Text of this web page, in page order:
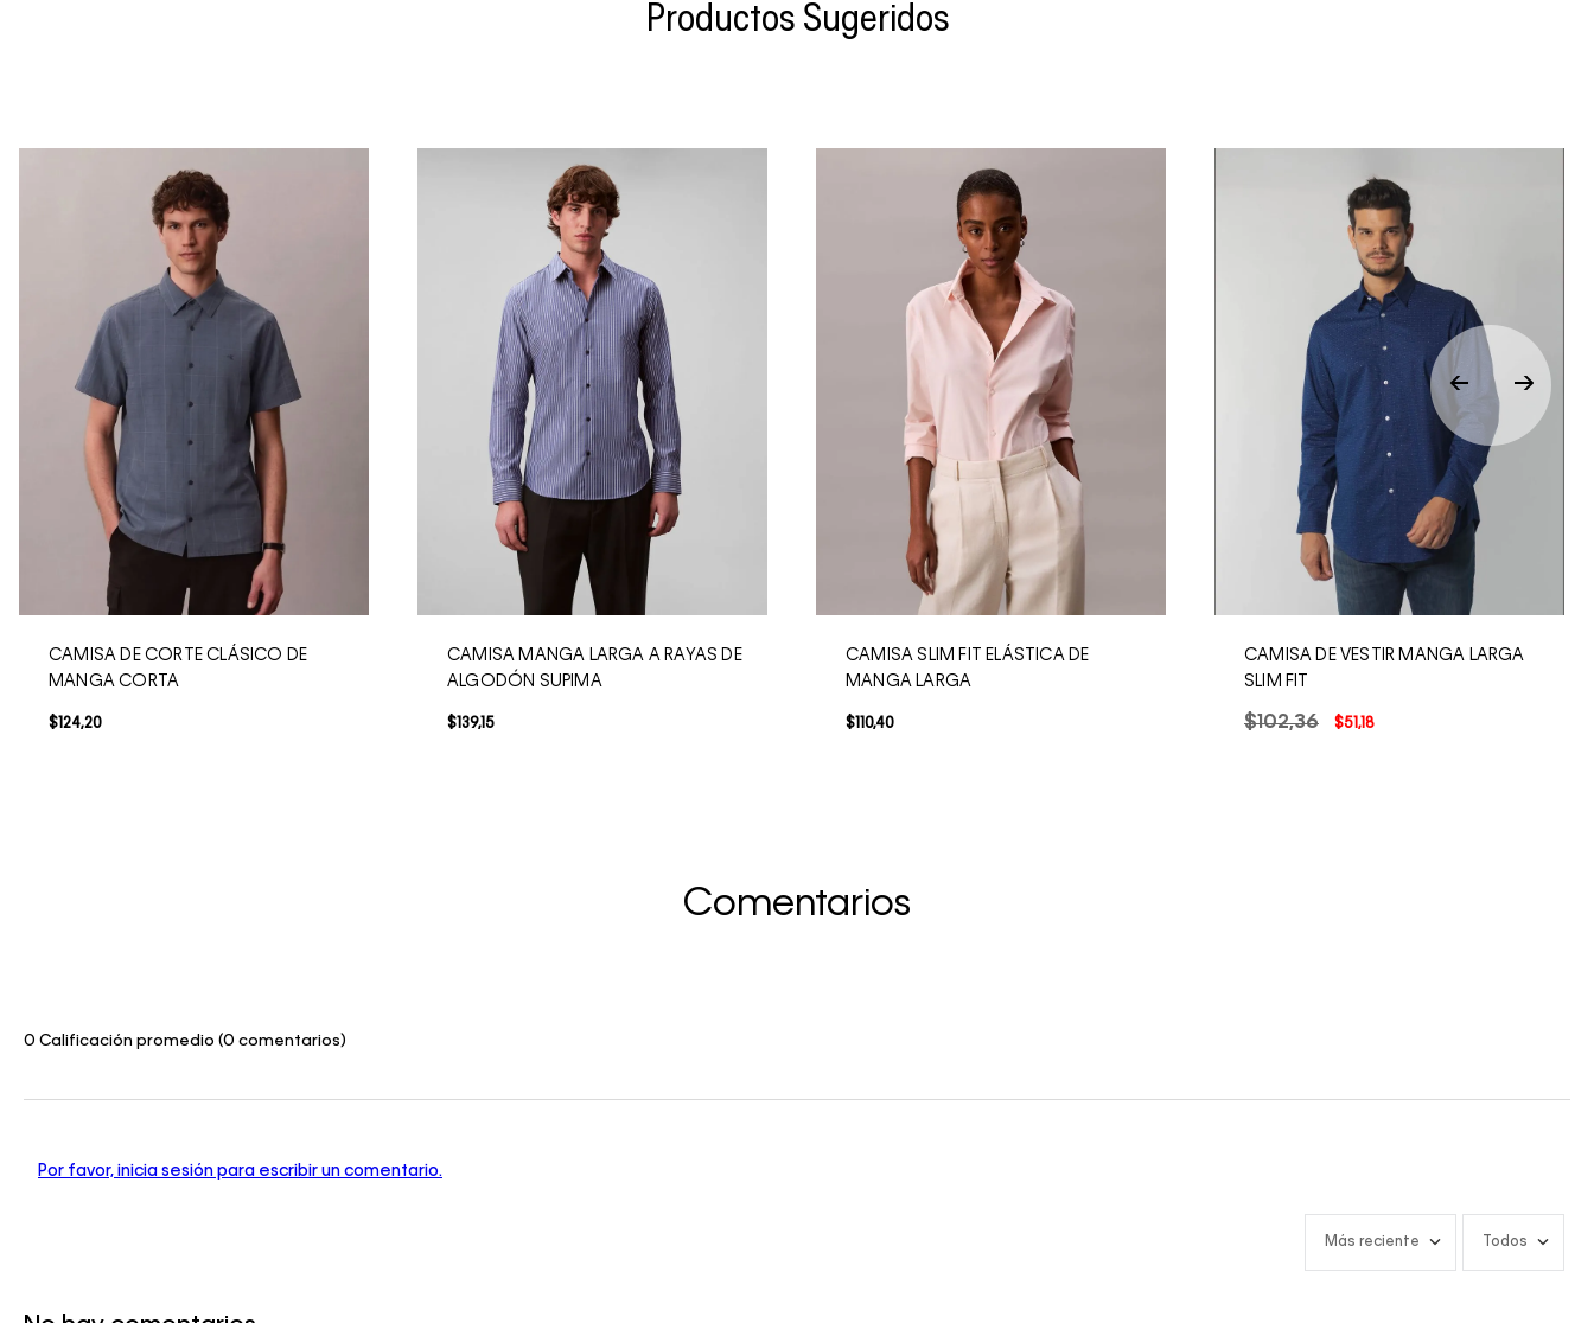
Productos Sugeridos
CAMISA DE CORTE CLÁSICO DE
MANGA CORTA
$124,20
CAMISA MANGA LARGA A RAYAS DE
ALGODÓN SUPIMA
$139,15
CAMISA SLIM FIT ELÁSTICA DE
MANGA LARGA
$110,40
CAMISA DE VESTIR MANGA LARGA
SLIM FIT
$102,36 $51,18
Comentarios
0 Calificación promedio (0 comentarios)
Por favor, inicia sesión para escribir un comentario.
Más reciente Todos